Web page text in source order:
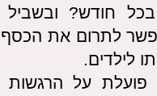
בכל חודש?
לתרום את הכסף
לילדים.
פועלת על